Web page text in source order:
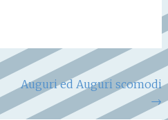
Auguri ed Auguri scomodi
→